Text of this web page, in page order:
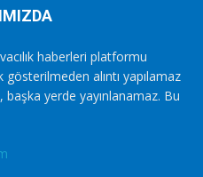
haberleri platformu
alıntı yapılamaz
yerde yayınlanamaz. Bu